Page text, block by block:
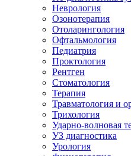
Неврология
Озонотерапия
Отоларингология
Офтальмология
Педиатрия
Проктология
Рентген
Стоматология
Терапия
Травматология и
Трихология
Ударно-волновая
УЗ диагностика
Урология